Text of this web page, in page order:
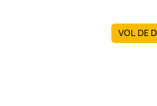
VOL DE